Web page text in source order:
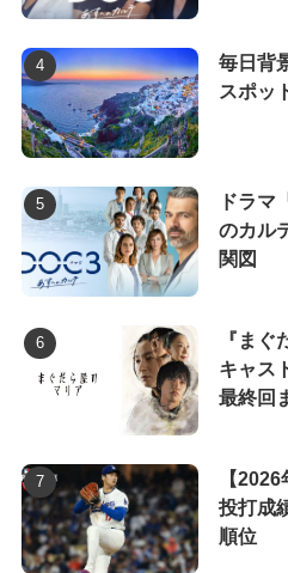
毎日背
スポッ
ドラマ
のカル
関図
『まぐ
キャス
最終回
【
投打成
順位